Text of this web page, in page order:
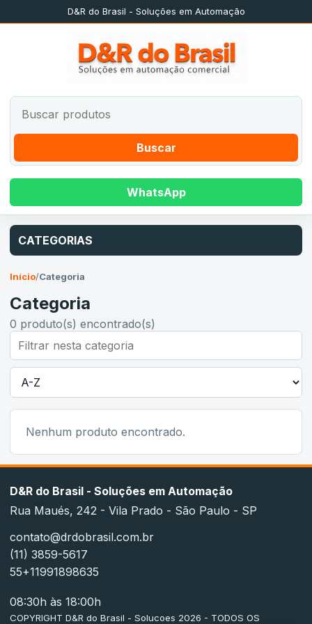
D&R do Brasil - Soluções em Automação
Buscar
WhatsApp
CATEGORIAS
Início/Categoria
Categoria
0 produto(s) encontrado(s)
Nenhum produto encontrado.
D&R do Brasil - Soluções em Automação
Rua Maués, 242 - Vila Prado - São Paulo - SP
contato@drdobrasil.com.br
(11) 3859-5617
55+11991898635
08:30h às 18:00h
COPYRIGHT D&R do Brasil - Solucoes 2026 - TODOS OS